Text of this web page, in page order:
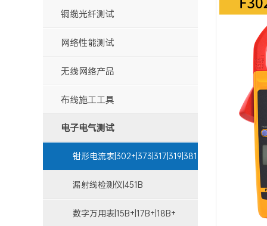
铜缆光纤测试
网络性能测试
无线网络产品
布线施工工具
电子电气测试
钳形电流表|302+|373|317|319|381
漏射线检测仪|451B
数字万用表|15B+|17B+|18B+